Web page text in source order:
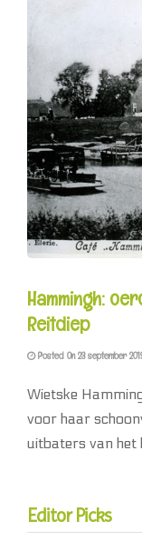
Hammingh:
Reitdiep
Posted On 23 september
Wietske
voor haar
uitbaters van het
Editor Picks